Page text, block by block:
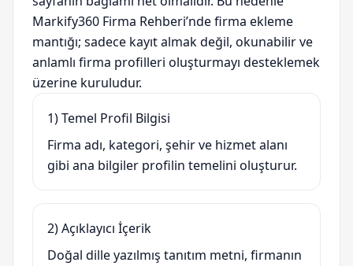
Markify360 Firma Rehberi’nde firma ekleme
mantığı; sadece kayıt almak değil, okunabilir ve
anlamlı firma profilleri oluşturmayı desteklemek
üzerine kuruludur.
1) Temel Profil Bilgisi
Firma adı, kategori, şehir ve hizmet alanı
gibi ana bilgiler profilin temelini oluşturur.
2) Açıklayıcı İçerik
Doğal dille yazılmış tanıtım metni, firmanın